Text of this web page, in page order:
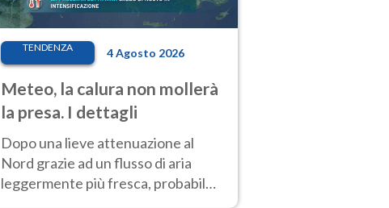
TENDENZA 4 Agosto 2026
Meteo, la calura non mollerà
la presa. I dettagli
Dopo una lieve attenuazione al
Nord grazie ad un flusso di aria
leggermente più fresca, probabile
nuovo rinforzo dell’anticiclone